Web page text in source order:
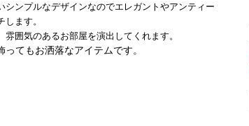
シンプルなデザインなのでエレガントやアンティー
ます。
囲気のあるお部屋を演出してくれます。
てもお洒落なアイテムです。